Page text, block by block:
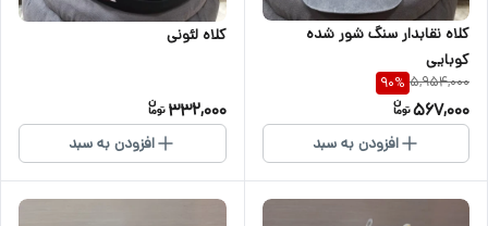
کلاه نقابدار سنگ شور شده
کوبایی
5,954,000
90%
567,000
افزودن به سبد
کلاه لئونی
332,000
افزودن به سبد